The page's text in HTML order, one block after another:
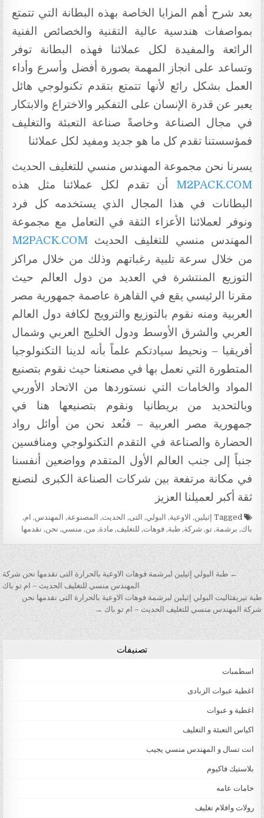
بعد شرح أهم المزايا الخاصة بهذه البطانة التي تتمتع
بمواصفات هندسية عالية التقنية والخصائص الفنية
الرائعة والمفيدة لكل عملائنا فهذه البطانة توفر
وتساعد على انجاز المهمة بصورة أفضل وأسرع وأداء
العمل بشكل رائع لأنها تتمتع بتقدم تكنولوجي هائل
يعبر عن قدرة الإنسان على التفكير والاختراع والابتكار
في مجال الصناعة وخاصةً صناعة التعبئة والتغليف
فمؤسستنا تقدم كل ما هو جديد ومفيد لكل عملائنا
يسرنا نحن مجموعة المهندس منسي للتغليف الحديث
M2PACK.COM
أن تقدم لكل عملائنا مثل هذه
البطانات في هذا المجال الذي يستخدمه كل فرد
ونوفر لعملائنا الأعزاء الثقة في التعامل مع مجموعة
المهندس منسي للتغليف الحديث M2PACK.COM
من خلال سرعة تلبية رغباتهم وذلك من خلال مراكز
التوزيع المنتشرة في العديد من دول العالم حيث
مقرنا الرئيسي يقع في القاهرة عاصمة جمهورية مصر
العربية ومنه نقوم بالتوزيع والترويج لكافة دول العالم
العربي والشرق الأوسط ودول الخليج العربي وشمال
أفريقيا – ونحيط سيادتكم علماً بأنه لدينا التكنولوجيا
المتطورة التي نعمل بها في مصنعنا حيث نقوم بتصنيع
المواد والخامات التي نستوردها من الاتحاد الأوربي
وبالتحديد من بريطانيا ونقوم بتصنيعها هنا في
جمهورية مصر العربية – فنُعد نحن من أوائل رواد
الحضارة والصناعة في التقدم التكنولوجي ومنافسين
جنباً إلى جنب العالم الأول المتقدم وواضعين أنفسنا
في مكانة مرتفعة بين شركات الصناعة الكبرى لنصنع
ثقة أكبر لعميلنا العزيز
Tagged إثيلين, الاوعية, البولي, التى, الحديث, المصنوعة, المهندس, ام,
باك, برشمة,تو, شركة,طبة,فوهات, للتغليف, مادة, من, منسي, نحن, نقدمها
تصفّح المقالات
← طبة البولي إثيلين لبرشمة فوهات الاوعية بالحرارة التى نقدمها نحن شركة
المهندس منسي للتغليف الحديث – ام تو باك
طبة تيريفثاليت البولي إثيلين لبرشمة فوهات الاوعية بالحرارة التى نقدمها نحن
شركة المهندس منسي للتغليف الحديث – ام تو باك →
تصنيفات
اسطمبات
اغطية عبوات الزبادى
اغطية و عبوات
اكياس التعبئة و التغليف
انت تسال و المهندس منسي يجيب
بلاستيك فاكيوم
خامات عامه
رولات وافلام تغليف